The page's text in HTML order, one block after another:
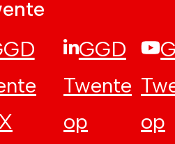
GGD
Twente
op
op